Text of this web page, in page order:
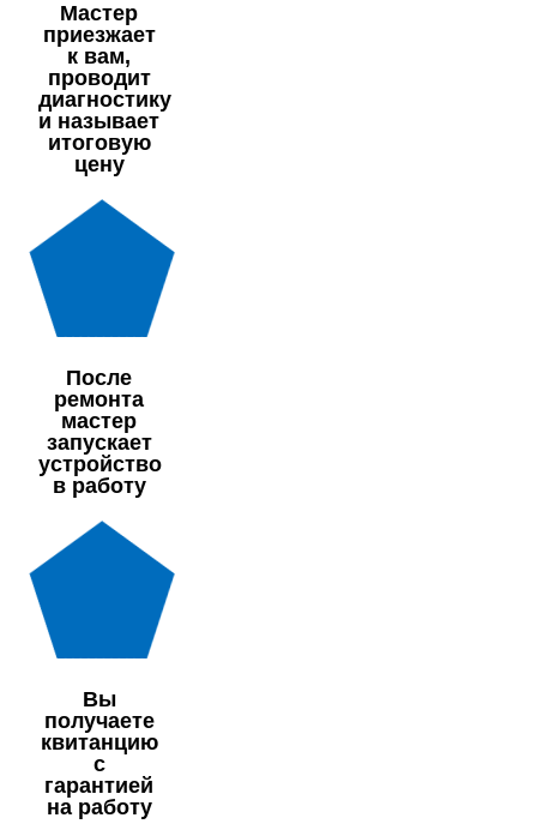
Мастер
приезжает
к вам,
проводит
диагностику
и называет
итоговую
цену
После
ремонта
мастер
запускает
устройство
в работу
Вы
получаете
квитанцию
с
гарантией
на работу